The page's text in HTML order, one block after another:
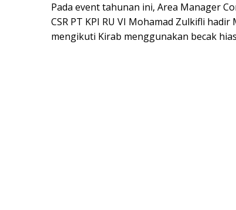
Pada event tahunan ini, Area Manager
CSR PT KPI RU VI Mohamad Zulkifli
mengikuti Kirab menggunakan becak